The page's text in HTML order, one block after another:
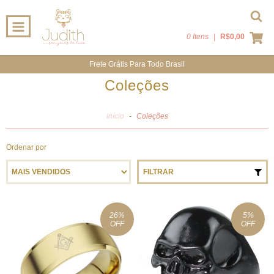
0 Itens R$0,00
Frete Grátis Para Todo Brasil
Coleções
Início - Coleções
Ordenar por
FILTRAR
26%
OFF
5%
OFF